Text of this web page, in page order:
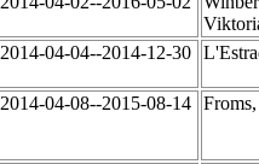
2014-04-04--2014-12-30
2014-04-08--2015-08-14